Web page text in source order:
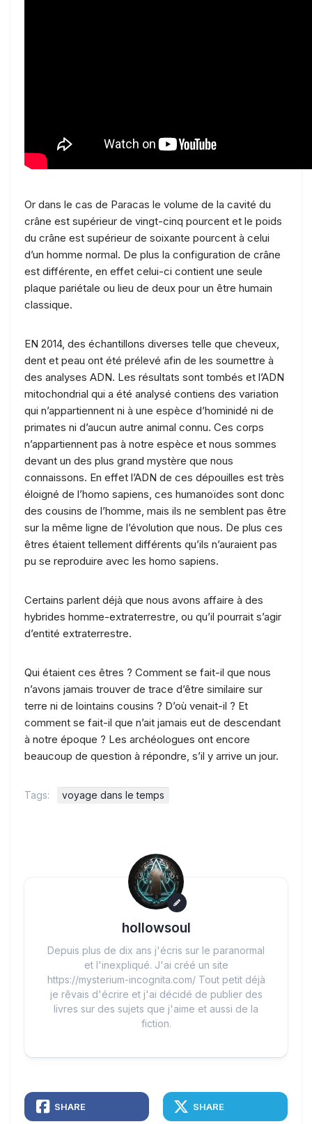
Or dans le cas de Paracas le volume de la cavité du
crâne est supérieur de vingt-cinq pourcent et le poids
du crâne est supérieur de soixante pourcent à celui
d’un homme normal. De plus la configuration de crâne
est différente, en effet celui-ci contient une seule
plaque pariétale ou lieu de deux pour un être humain
classique.
EN 2014, des échantillons diverses telle que cheveux,
dent et peau ont été prélevé afin de les soumettre à
des analyses ADN. Les résultats sont tombés et l’ADN
mitochondrial qui a été analysé contiens des variation
qui n’appartiennent ni à une espèce d’hominidé ni de
primates ni d’aucun autre animal connu. Ces corps
n’appartiennent pas à notre espèce et nous sommes
devant un des plus grand mystère que nous
connaissons. En effet l’ADN de ces dépouilles est très
éloigné de l’homo sapiens, ces humanoïdes sont donc
des cousins de l’homme, mais ils ne semblent pas être
sur la même ligne de l’évolution que nous. De plus ces
êtres étaient tellement différents qu’ils n’auraient pas
pu se reproduire avec les homo sapiens.
Certains parlent déjà que nous avons affaire à des
hybrides homme-extraterrestre, ou qu’il pourrait s’agir
d’entité extraterrestre.
Qui étaient ces êtres ? Comment se fait-il que nous
n’avons jamais trouver de trace d’être similaire sur
terre ni de lointains cousins ? D’où venait-il ? Et
comment se fait-il que n’ait jamais eut de descendant
à notre époque ? Les archéologues ont encore
beaucoup de question à répondre, s’il y arrive un jour.
Tags: voyage dans le temps
hollowsoul
Depuis plus de dix ans j'écris sur le paranormal
et l'inexpliqué. J'ai créé un site
https://mysterium-incognita.com/ Tout petit déjà
je rêvais d'écrire et j'ai décidé de publier des
livres sur des sujets que j'aime et aussi de la
fiction.
SHARE SHARE